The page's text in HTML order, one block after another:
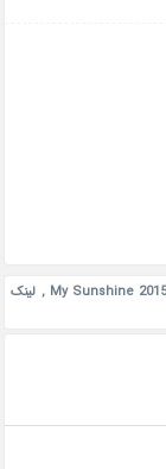
, لینک